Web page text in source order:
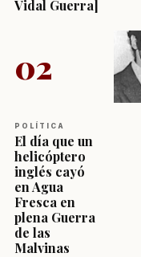
Vidal Guerra]
02
POLÍTICA
El día que un
helicóptero
inglés cayó
en Agua
Fresca en
plena Guerra
de las
Malvinas